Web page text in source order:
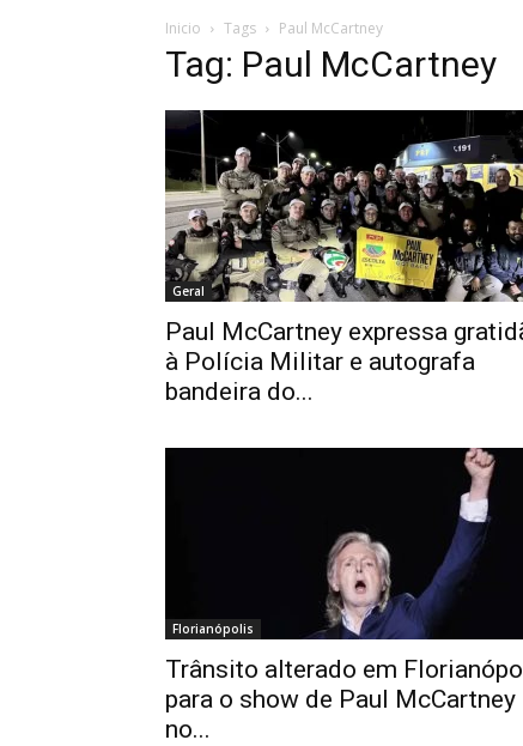
Inicio Tags Paul McCartney
Tag: Paul McCartney
Geral
Paul McCartney expressa
à Polícia Militar e autografa
bandeira do...
Florianópolis
Trânsito alterado em
para o show de Paul McCartney
no...